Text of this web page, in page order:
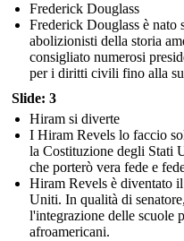
Frederick Douglass
Frederick Douglass è
abolizionisti della storia
consigliato numerosi
per i diritti civili fino alla
Slide: 3
Hiram si diverte
I Hiram Revels lo faccio
la Costituzione degli Stati
che porterò vera fede e
Hiram Revels è diventato
Uniti. In qualità di
l'integrazione delle scuole
afroamericani.